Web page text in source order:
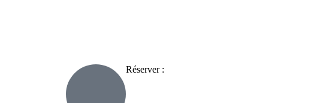
Réserver :